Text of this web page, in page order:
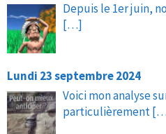
Depuis le 1er juin,
[…]
Lundi 23 septembre 2024
Voici mon analyse
particulièrement